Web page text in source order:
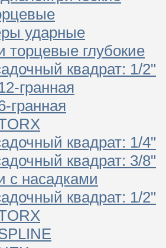
ударные
торцевые глубокие
квадрат: 1/2"
гранная
гранная
квадрат: 1/4"
квадрат: 3/8"
с насадками
квадрат: 1/2"